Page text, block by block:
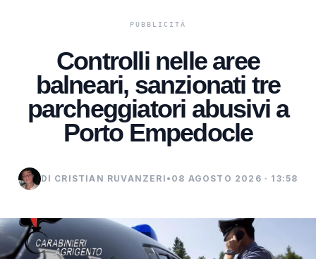
Controlli nelle aree
balneari, sanzionati tre
parcheggiatori abusivi a
Porto Empedocle
DI CRISTIAN RUVANZERI • 08 AGOSTO 2026 · 13:58